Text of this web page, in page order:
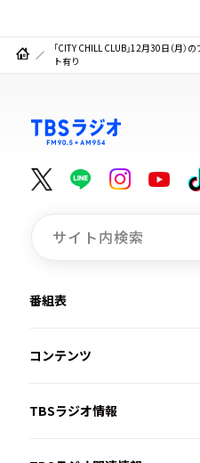
「CITY CHILL CLUB」12月30日（月
ト有り
番組表
コンテンツ
TBSラジオ情報